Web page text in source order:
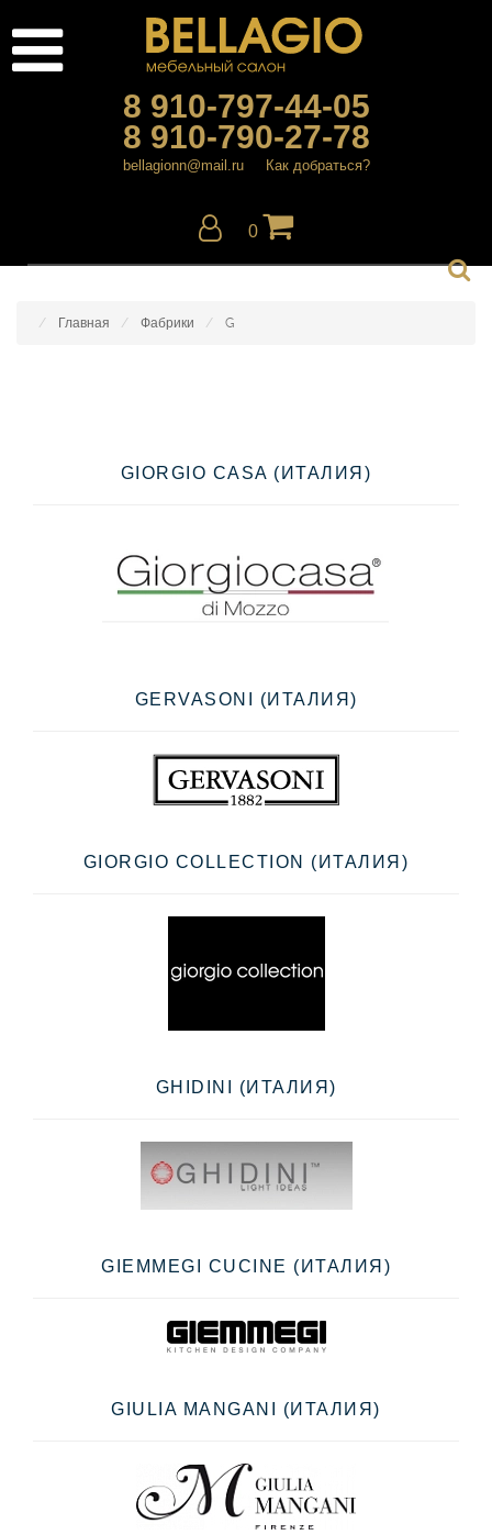
8 910-797-44-05
8 910-790-27-78
bellagionn@mail.ru Как добраться?
0
Главная Фабрики G
GIORGIO CASA (ИТАЛИЯ)
GERVASONI (ИТАЛИЯ)
GIORGIO COLLECTION (ИТАЛИЯ)
GHIDINI (ИТАЛИЯ)
GIEMMEGI CUCINE (ИТАЛИЯ)
GIULIA MANGANI (ИТАЛИЯ)